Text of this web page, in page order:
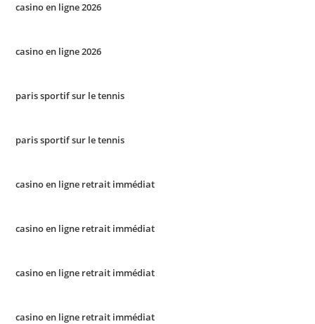
casino en ligne 2026
casino en ligne 2026
paris sportif sur le tennis
paris sportif sur le tennis
casino en ligne retrait immédiat
casino en ligne retrait immédiat
casino en ligne retrait immédiat
casino en ligne retrait immédiat